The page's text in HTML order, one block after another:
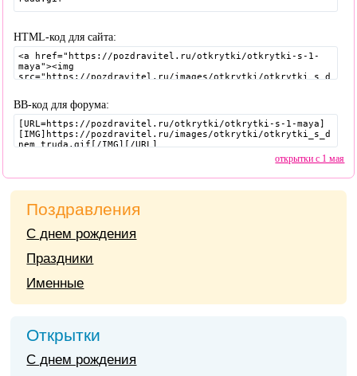
HTML-код для сайта:
BB-код для форума:
открытки с 1 мая
Поздравления
С днем рождения
Праздники
Именные
Открытки
С днем рождения